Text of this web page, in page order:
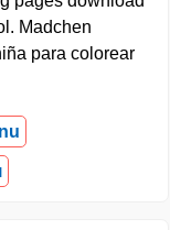
Madchen
para colorear